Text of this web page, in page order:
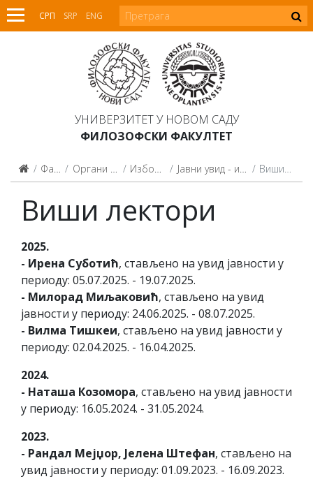
СРП SRP ENG
УНИВЕРЗИТЕТ У НОВОМ САДУ
ФИЛОЗОФСКИ ФАКУЛТЕТ
Факултет Органи Факултета Изборно веће Јавни увид - избор у звање Виши лектори
Виши лектори
2025.
- Ирена Суботић, стављено на увид јавности у
периоду: 05.07.2025. - 19.07.2025.
- Милорад Миљаковић, стављено на увид
јавности у периоду: 24.06.2025. - 08.07.2025.
- Вилма Тишкеи, стављено на увид јавности у
периоду: 02.04.2025. - 16.04.2025.
2024.
- Наташа Козомора, стављено на увид јавности
у периоду: 16.05.2024. - 31.05.2024.
2023.
- Рандал Мејџор, Јелена Штефан, стављено на
увид јавности у периоду: 01.09.2023. - 16.09.2023.